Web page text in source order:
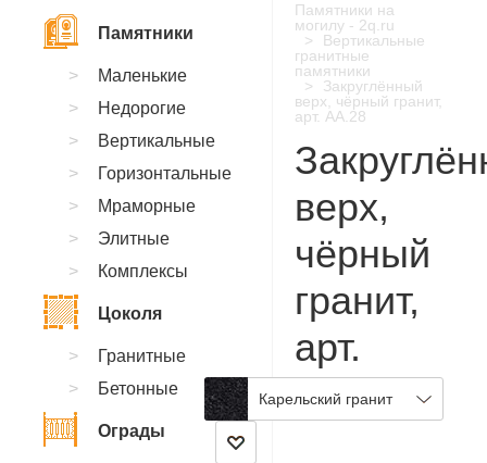
Памятники на
могилу - 2q.ru
Вертикальные
гранитные
памятники
Закруглённый
верх, чёрный гранит,
арт. AA.28
верх,
чёрный
гранит,
арт.
AA.28
Карельский гранит
Памятники
Маленькие
Недорогие
Вертикальные
Горизонтальные
Мраморные
Элитные
Комплексы
Цоколя
Гранитные
Бетонные
Ограды